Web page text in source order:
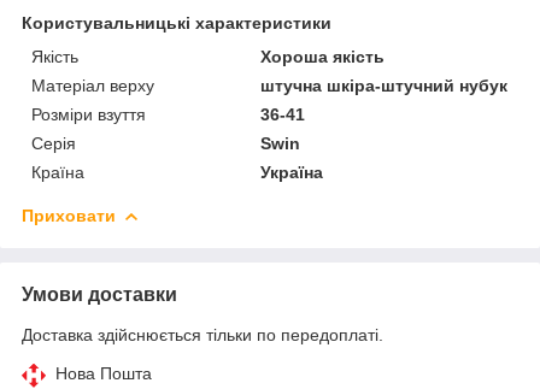
Користувальницькі характеристики
Якість
Хороша якість
Матеріал верху
штучна шкіра-штучний нубук
Розміри взуття
36-41
Серія
Swin
Країна
Україна
Приховати
Умови доставки
Доставка здійснюється тільки по передоплаті.
Нова Пошта